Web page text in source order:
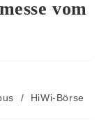
vom
/ HiWi-Börse